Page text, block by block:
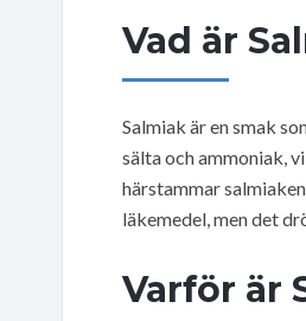
Vad är
Salmiak är en smak
sälta och ammoniak,
härstammar
läkemedel, men det
Varför är